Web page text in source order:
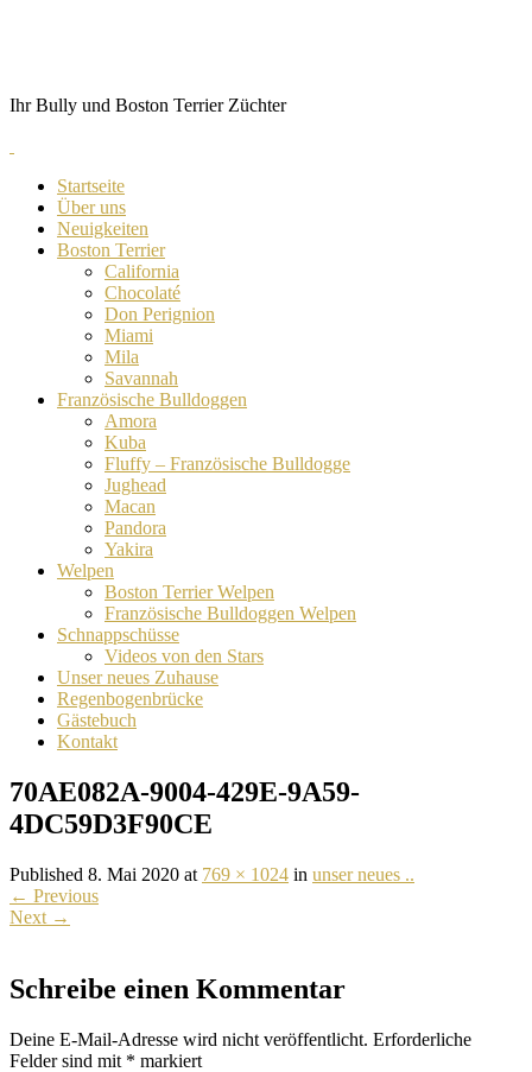
Ihr Bully und Boston Terrier Züchter
Startseite
Über uns
Neuigkeiten
Boston Terrier
California
Chocolaté
Don Perignion
Miami
Mila
Savannah
Französische Bulldoggen
Amora
Kuba
Fluffy – Französische Bulldogge
Jughead
Macan
Pandora
Yakira
Welpen
Boston Terrier Welpen
Französische Bulldoggen Welpen
Schnappschüsse
Videos von den Stars
Unser neues Zuhause
Regenbogenbrücke
Gästebuch
Kontakt
70AE082A-9004-429E-9A59-
4DC59D3F90CE
Published 8. Mai 2020 at 769 × 1024 in unser neues ..
← Previous
Next →
Schreibe einen Kommentar
Deine E-Mail-Adresse wird nicht veröffentlicht. Erforderliche
Felder sind mit * markiert